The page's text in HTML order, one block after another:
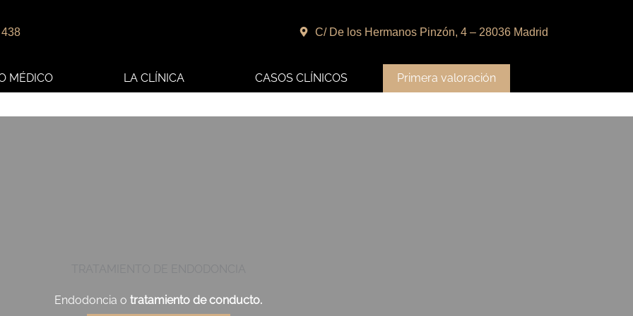
C/ De los Hermanos Pinzón, 4 – 28036 Madrid
MÉDICO LA CLÍNICA CASOS CLÍNICOS Primera valoración
Endodoncia o tratamiento de conducto.